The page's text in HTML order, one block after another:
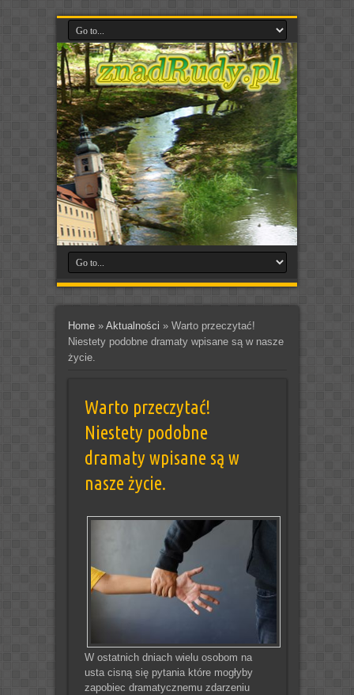
Home» Aktualności » Warto przeczytać!
Niestety podobne dramaty wpisane są w nasze
życie.
Warto przeczytać!
Niestety podobne
dramaty wpisane są w
nasze życie.
W ostatnich dniach wielu osobom na
usta cisną się pytania które mogłyby
zapobiec dramatycznemu zdarzeniu